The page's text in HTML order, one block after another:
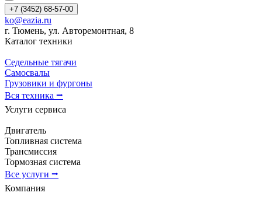
+7 (3452) 68-57-00
ko@eazia.ru
г. Тюмень, ул. Авторемонтная, 8
Каталог техники
Седельные тягачи
Самосвалы
Грузовики и фургоны
Вся техника ⭢
Услуги сервиса
Двигатель
Топливная система
Трансмиссия
Тормозная система
Все услуги ⭢
Компания